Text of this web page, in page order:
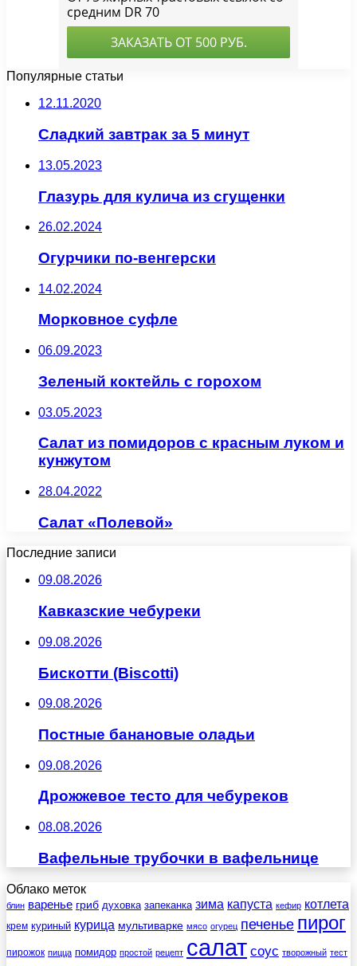
Популярные статьи
12.11.2020
Сладкий завтрак за 5 минут
13.05.2023
Глазурь для кулича из сгущенки
26.02.2024
Огурчики по-венгерски
14.02.2024
Морковное суфле
06.09.2023
Зеленый коктейль с горохом
03.05.2023
Салат из помидоров с красным луком и
кунжутом
28.04.2022
Салат «Полевой»
Последние записи
09.08.2026
Кавказские чебуреки
09.08.2026
Бискотти (Biscotti)
09.08.2026
Постные банановые оладьи
09.08.2026
Дрожжевое тесто для чебуреков
08.08.2026
Вафельные трубочки в вафельнице
Облако меток
блин варенье гриб духовка запеканка зима капуста кефир котлета
крем куриный курица мультиварке мясо огурец печенье пирог
пирожок пицца помидор простой рецепт салат соус творожный тест